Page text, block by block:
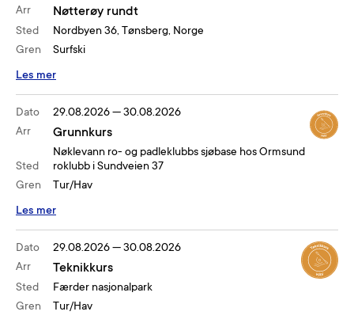
Arr
Sted
Gren
Nøtterøy rundt
Nordbyen 36, Tønsberg, Norge
Surfski
Les mer
Dato
Arr
Sted
Gren
29.08.2026—30.08.2026
Grunnkurs
Nøklevann ro- og padleklubbs sjøbase hos Ormsund
roklubb i Sundveien 37
Tur/Hav
Les mer
Dato
Arr
Sted
Gren
29.08.2026—30.08.2026
Teknikkurs
Færder nasjonalpark
Tur/Hav